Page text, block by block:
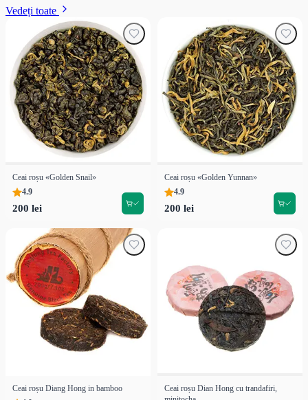
Vedeți toate
Ceai roșu «Golden Snail»
4.9
200 lei
Ceai roșu «Golden Yunnan»
4.9
200 lei
Ceai roșu Diang Hong in bamboo
Ceai roșu Dian Hong cu trandafiri,